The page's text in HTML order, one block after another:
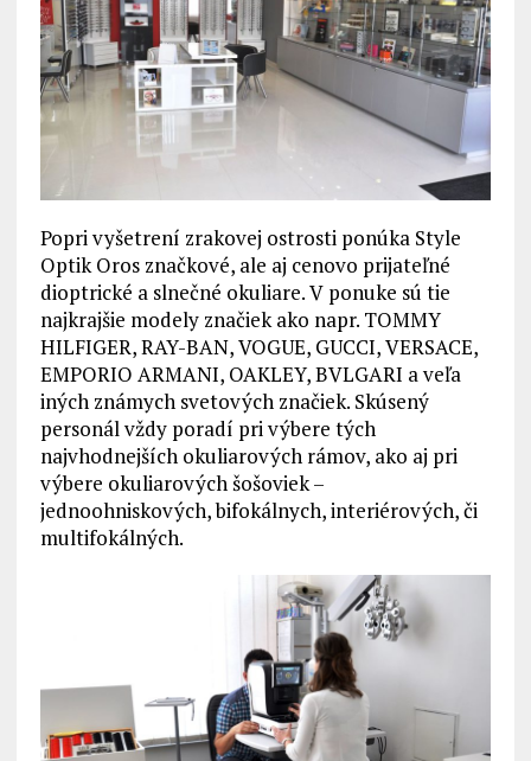
Popri vyšetrení zrakovej ostrosti ponúka Style
Optik Oros značkové, ale aj cenovo prijateľné
dioptrické a slnečné okuliare. V ponuke sú tie
najkrajšie modely značiek ako napr. TOMMY
HILFIGER, RAY-BAN, VOGUE, GUCCI, VERSACE,
EMPORIO ARMANI, OAKLEY, BVLGARI a veľa
iných známych svetových značiek. Skúsený
personál vždy poradí pri výbere tých
najvhodnejších okuliarových rámov, ako aj pri
výbere okuliarových šošoviek –
jednoohniskových, bifokálnych, interiérových, či
multifokálných.